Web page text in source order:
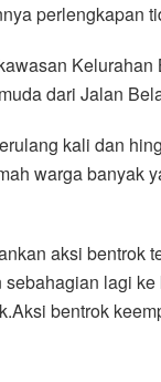
perlengkapan
dari Jalan
kali dan
warga banyak
aksi bentrok
lagi
bentrok